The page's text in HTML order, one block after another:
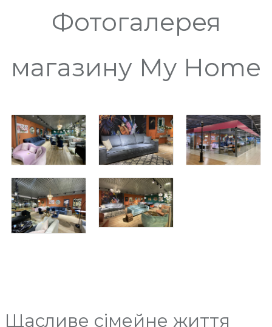
Фотогалерея
магазину My Home
Щасливе сімейне життя